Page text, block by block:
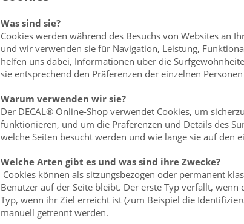
Was sind sie?
Cookies werden während des Besuchs von Websites an
und wir verwenden sie für Navigation, Leistung,
helfen uns dabei, Informationen über die
sie entsprechend den Präferenzen der einzelnen
Warum verwenden wir sie?
Der DECAL® Online-Shop verwendet Cookies, um
funktionieren, und um die Präferenzen und Details des
welche Seiten besucht werden und wie lange sie auf den
Welche Arten gibt es und was sind ihre Zwecke?
Cookies können als sitzungsbezogen oder permanent
Benutzer auf der Seite bleibt. Der erste Typ verfällt,
Typ, wenn ihr Ziel erreicht ist (zum Beispiel die
manuell getrennt werden.